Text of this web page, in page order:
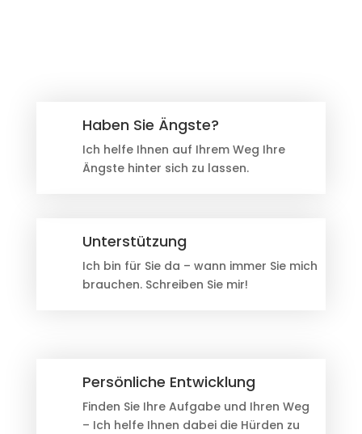
Haben Sie Ängste?
Ich helfe Ihnen auf Ihrem Weg Ihre
Ängste hinter sich zu lassen.
Unterstützung
Ich bin für Sie da – wann immer Sie mich
brauchen. Schreiben Sie mir!
Persönliche Entwicklung
Finden Sie Ihre Aufgabe und Ihren Weg
– Ich helfe Ihnen dabei die Hürden zu